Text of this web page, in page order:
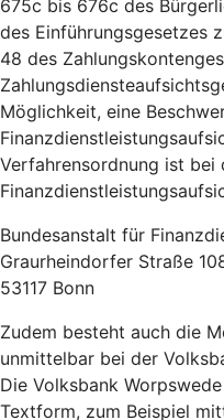
675c bis 676c des
des Einführungsgesetzes
48 des
Möglichkeit, eine
Verfahrensordnung ist bei
Bundesanstalt für
Graurheindorfer Straße
53117 Bonn
Zudem besteht auch die
unmittelbar bei der
Die Volksbank
Textform, zum Beispiel